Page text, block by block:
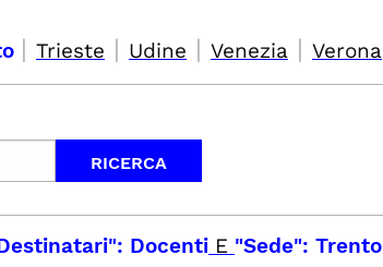
| Trieste | Udine | Venezia | Verona
Docenti E "Sede": Trento